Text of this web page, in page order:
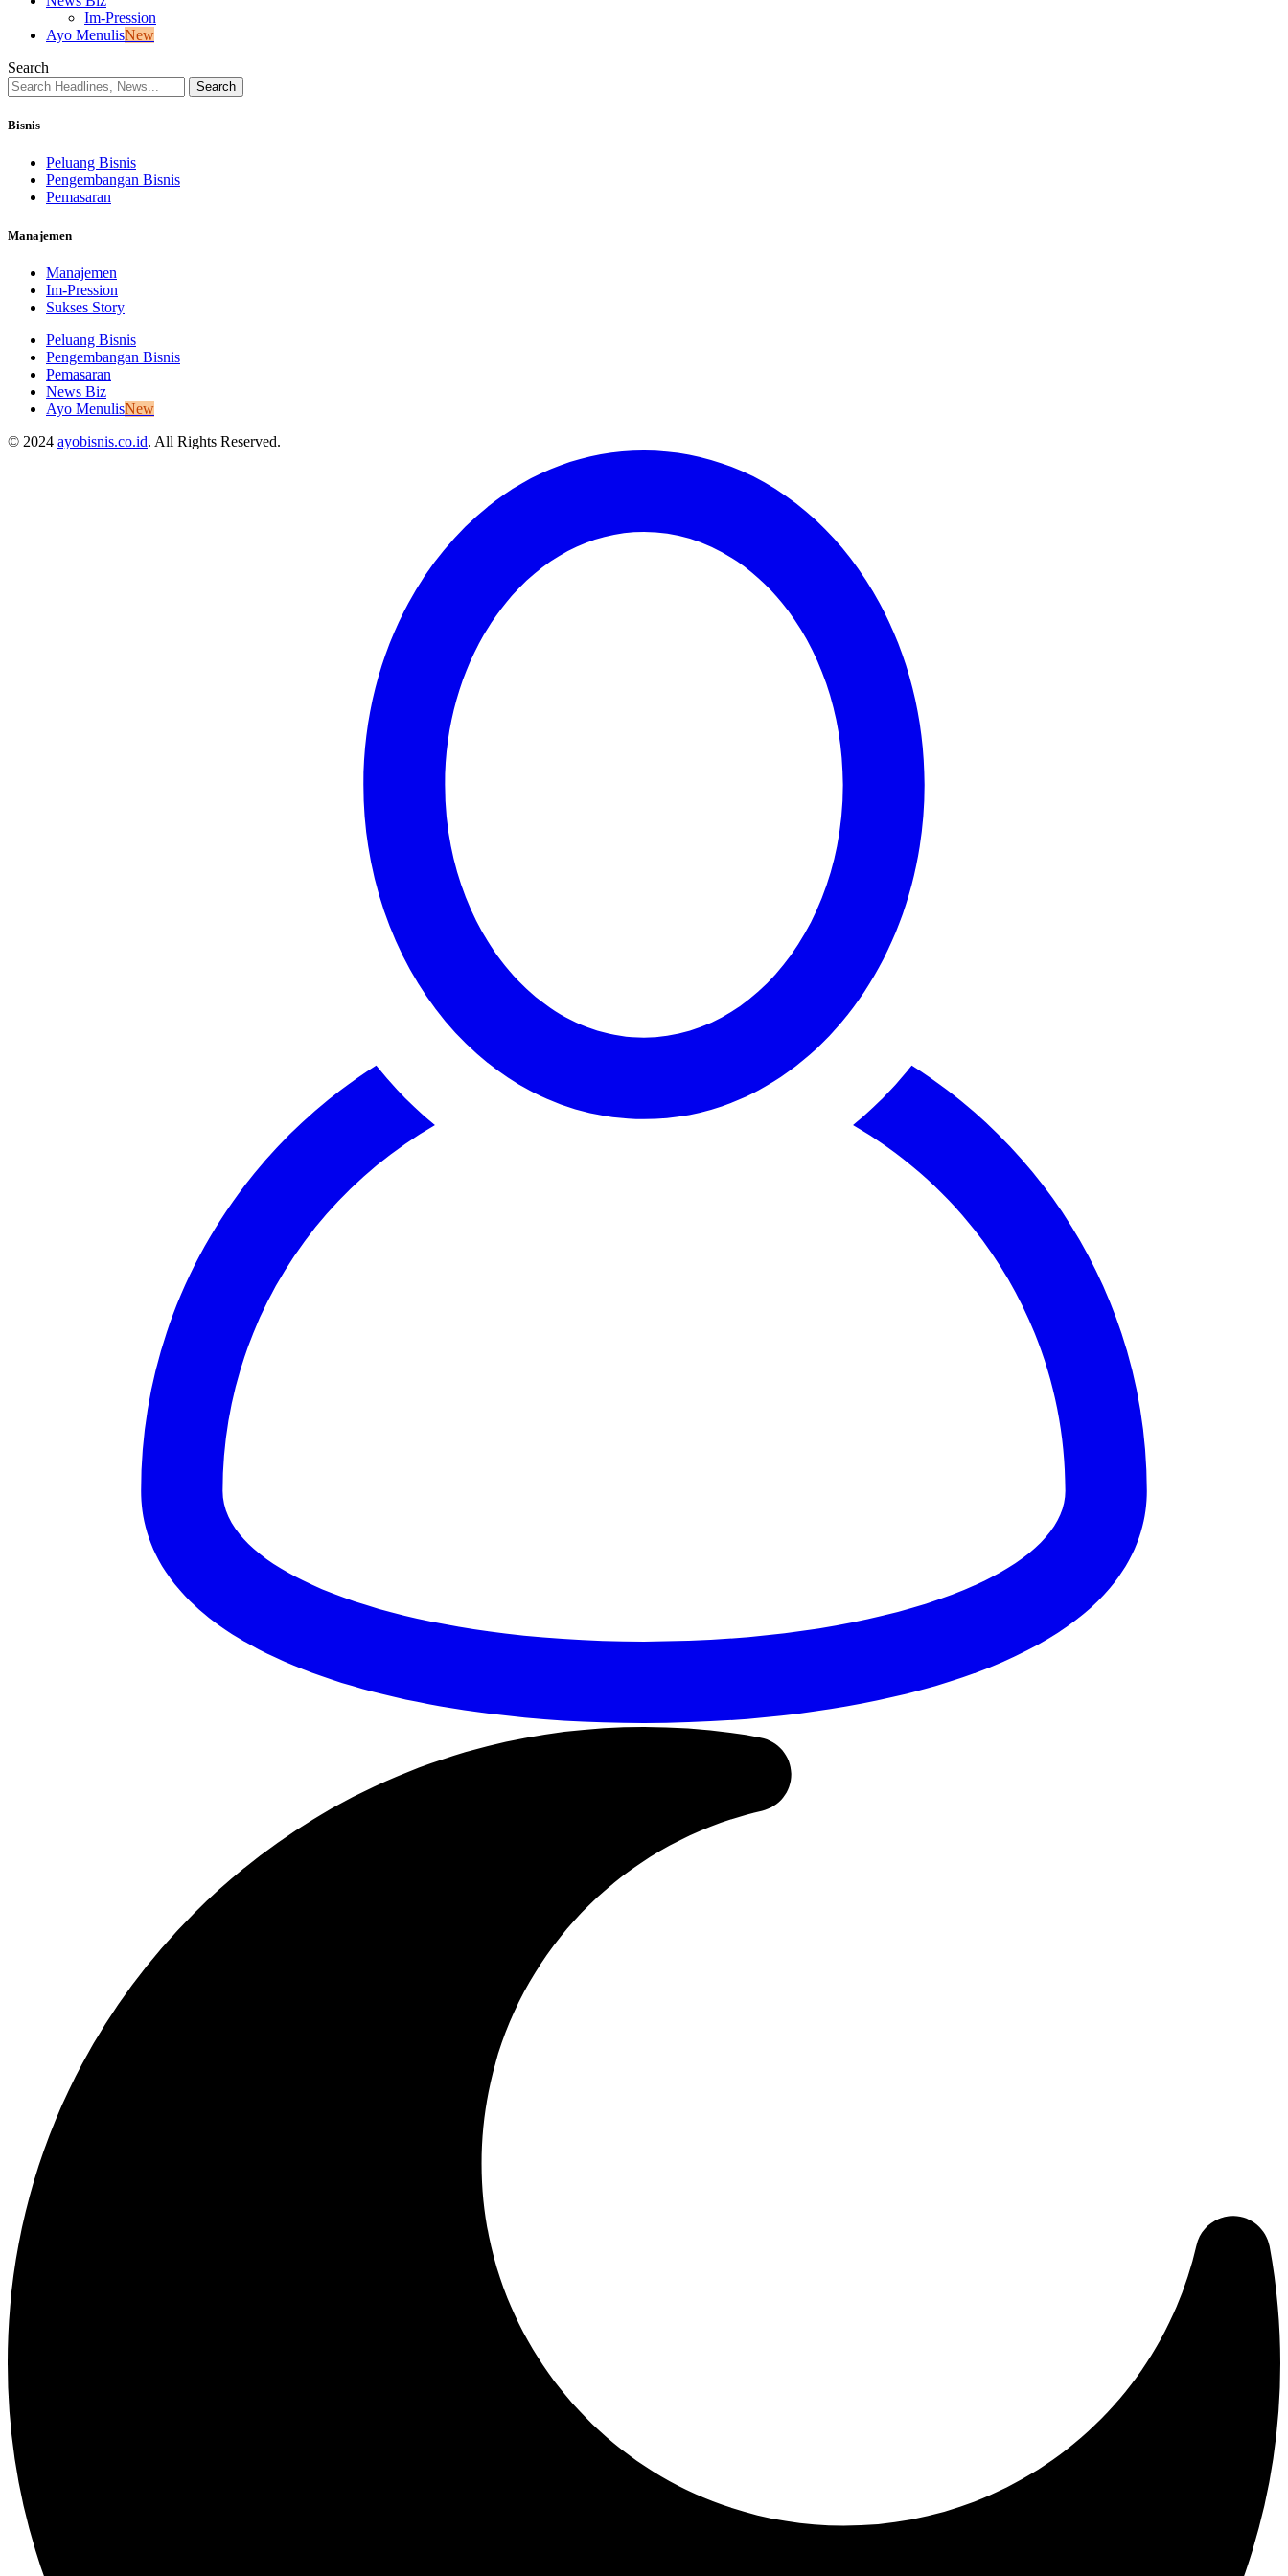
Im-Pression
Ayo MenulisNew
Search
Bisnis
Peluang Bisnis
Pengembangan Bisnis
Pemasaran
Manajemen
Manajemen
Im-Pression
Sukses Story
Peluang Bisnis
Pengembangan Bisnis
Pemasaran
News Biz
Ayo MenulisNew
© 2024 ayobisnis.co.id. All Rights Reserved.